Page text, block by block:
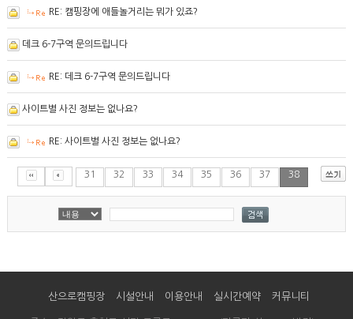
RE: 캠핑장에 애들놀거리는 뭐가 있죠?
데크 6-7구역 문의드립니다
RE: 데크 6-7구역 문의드립니다
사이트별 사진 정보는 없나요?
RE: 사이트별 사진 정보는 없나요?
31 32 33 34 35 36 37 38
산으로캠핑장 시설안내 이용안내 실시간예약 커뮤니티